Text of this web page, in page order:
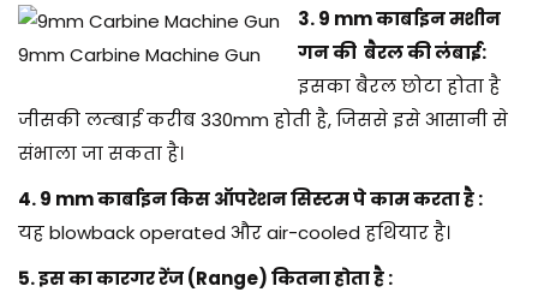
9mm Carbine Machine Gun
3. 9 mm कार्बाइन मशीन
गन की बैरल की लंबाई:
इसका बैरल छोटा होता है
जीसकी लम्बाई करीब 330mm होती है, जिससे इसे आसानी से
संभाला जा सकता है।
4. 9 mm कार्बाइन किस ऑपरेशन सिस्टम पे काम करता है :
यह blowback operated और air-cooled हथियार है।
5. इस का कारगर रेंज (Range) कितना होता है :